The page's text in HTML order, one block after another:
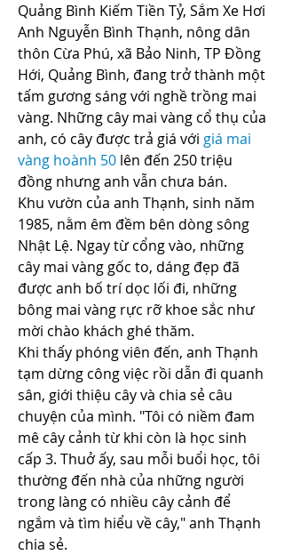
Quảng Bình Kiếm Tiền Tỷ, Sắm Xe Hơi
Anh Nguyễn Bình Thạnh, nông dân
thôn Cừa Phú, xã Bảo Ninh, TP Đồng
Hới, Quảng Bình, đang trở thành một
tấm gương sáng với nghề trồng mai
vàng. Những cây mai vàng cổ thụ của
anh, có cây được trả giá với giá mai
vàng hoành 50 lên đến 250 triệu
đồng nhưng anh vẫn chưa bán.
Khu vườn của anh Thạnh, sinh năm
1985, nằm êm đềm bên dòng sông
Nhật Lệ. Ngay từ cổng vào, những
cây mai vàng gốc to, dáng đẹp đã
được anh bố trí dọc lối đi, những
bông mai vàng rực rỡ khoe sắc như
mời chào khách ghé thăm.
Khi thấy phóng viên đến, anh Thạnh
tạm dừng công việc rồi dẫn đi quanh
sân, giới thiệu cây và chia sẻ câu
chuyện của mình. "Tôi có niềm đam
mê cây cảnh từ khi còn là học sinh
cấp 3. Thuở ấy, sau mỗi buổi học, tôi
thường đến nhà của những người
trong làng có nhiều cây cảnh để
ngắm và tìm hiểu về cây," anh Thạnh
chia sẻ.